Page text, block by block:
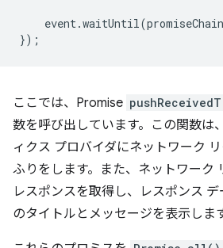
event.waitUntil(promiseChain
});
ここでは、Promise
数を呼び出しています。この関数は
ィクス プロバイダにネットワーク
ふりをします。また、ネットワーク
レスポンスを取得し、レスポンス
のタイトルとメッセージを表示します